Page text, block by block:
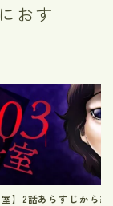
おす
室】2話あらすじから